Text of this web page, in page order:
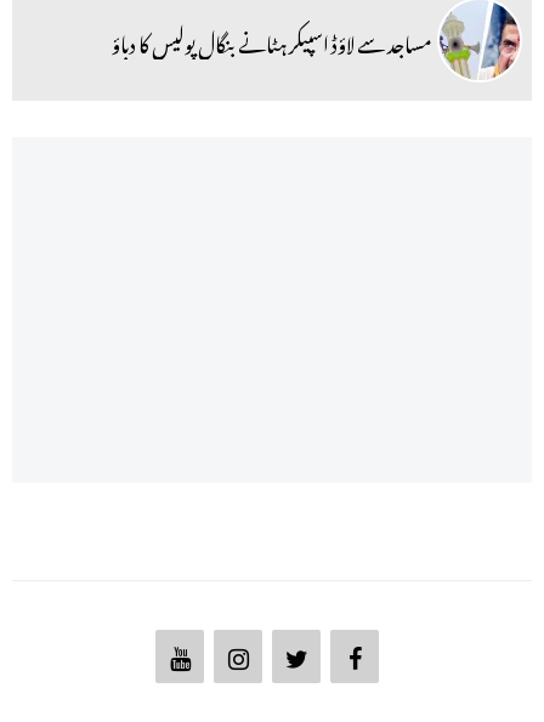
مساجد سے لاؤڈ اسپیکر ہٹانے بنگال پولیس کا دباؤ